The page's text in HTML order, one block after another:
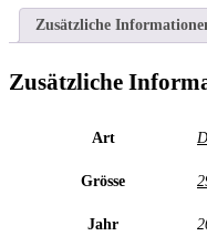
Zusätzliche
Zusätzliche
Art
Grösse
Jahr